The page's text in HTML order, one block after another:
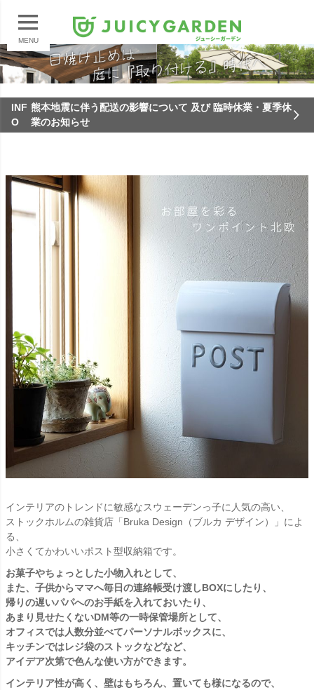
MENU
INF
O
熊本地震に伴う配送の影響について 及び 臨時休業・夏季休
業のお知らせ
インテリアのトレンドに敏感なスウェーデンっ子に人気の高い、
ストックホルムの雑貨店「Bruka Design（ブルカ デザイン）」によ
る、
小さくてかわいいポスト型収納箱です。
お菓子やちょっとした小物入れとして、
また、子供からママへ毎日の連絡帳受け渡しBOXにしたり、
帰りの遅いパパへのお手紙を入れておいたり、
あまり見せたくないDM等の一時保管場所として、
オフィスでは人数分並べてパーソナルボックスに、
キッチンではレジ袋のストックなどなど、
アイデア次第で色んな使い方ができます。
インテリア性が高く、壁はもちろん、置いても様になるので、